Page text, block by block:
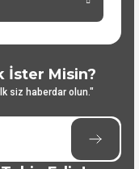
İster Misin?
siz haberdar olun."